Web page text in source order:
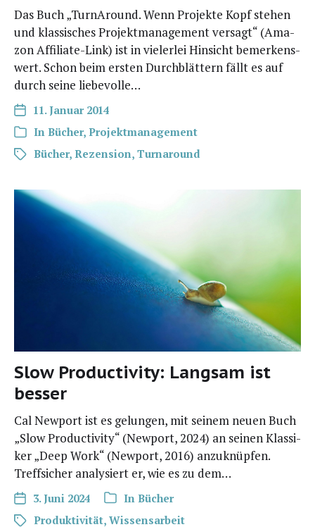
Das Buch „Tur­n­Around. Wenn Pro­jek­te Kopf ste­hen
und klas­si­sches Pro­jekt­ma­nage­ment ver­sagt“ (Ama­
zon Affi­­lia­­te-Link) ist in vie­ler­lei Hin­sicht bemer­kens­
wert. Schon beim ers­ten Durch­blät­tern fällt es auf
durch sei­ne liebevolle…
11. Januar 2014
In Bücher, Projektmanagement
Bücher, Rezension, Turnaround
Slow Productivity: Langsam ist
besser
Cal New­port ist es gelun­gen, mit sei­nem neu­en Buch
„Slow Pro­duc­ti­vi­ty“ (New­port, 2024) an sei­nen Klas­si­
ker „Deep Work“ (New­port, 2016) anzu­knüp­fen.
Treff­si­cher ana­ly­siert er, wie es zu dem…
3. Juni 2024 In Bücher
Produktivität, Wissensarbeit